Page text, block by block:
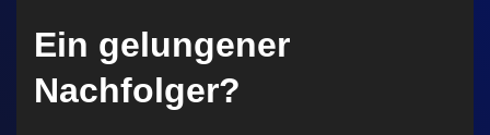
Ein gelungener
Nachfolger?